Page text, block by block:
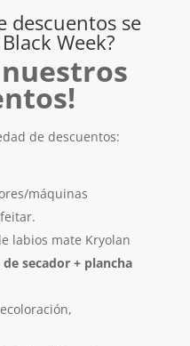
descuentos se
Week?
nuestros
de descuentos:
máquinas
labios mate Kryolan
secador + plancha